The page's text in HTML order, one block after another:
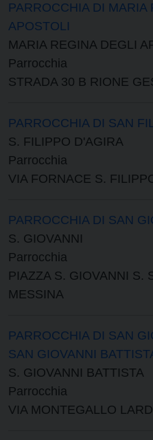
PARROCCHIA DI MARIA
APOSTOLI
MARIA REGINA DEGLI
Parrocchia
STRADA 30 B RIONE
PARROCCHIA DI SAN
S. FILIPPO D'AGIRA
Parrocchia
VIA FORNACE S.
PARROCCHIA DI SAN
S. GIOVANNI
Parrocchia
PIAZZA S. GIOVANNI S.
MESSINA
PARROCCHIA DI SAN
SAN GIOVANNI
S. GIOVANNI BATTISTA
Parrocchia
VIA MONTEGALLO